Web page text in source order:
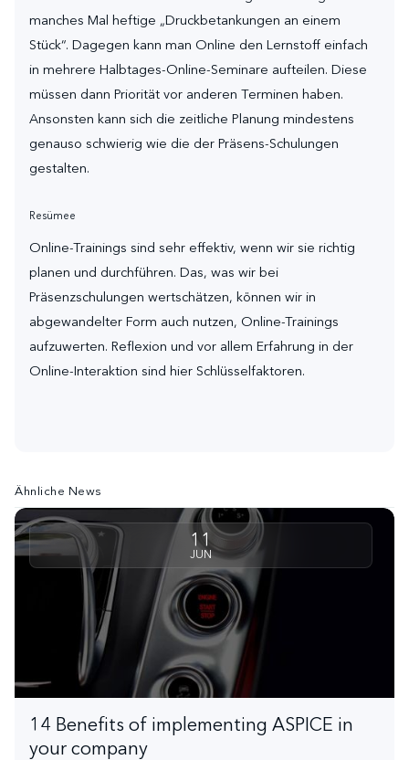
manches Mal heftige „Druckbetankungen an einem
Stück“. Dagegen kann man Online den Lernstoff einfach
in mehrere Halbtages-Online-Seminare aufteilen. Diese
müssen dann Priorität vor anderen Terminen haben.
Ansonsten kann sich die zeitliche Planung mindestens
genauso schwierig wie die der Präsens-Schulungen
gestalten.
Resümee
Online-Trainings sind sehr effektiv, wenn wir sie richtig
planen und durchführen. Das, was wir bei
Präsenzschulungen wertschätzen, können wir in
abgewandelter Form auch nutzen, Online-Trainings
aufzuwerten. Reflexion und vor allem Erfahrung in der
Online-Interaktion sind hier Schlüsselfaktoren.
Ähnliche News
11
JUN
14 Benefits of implementing ASPICE in
your company